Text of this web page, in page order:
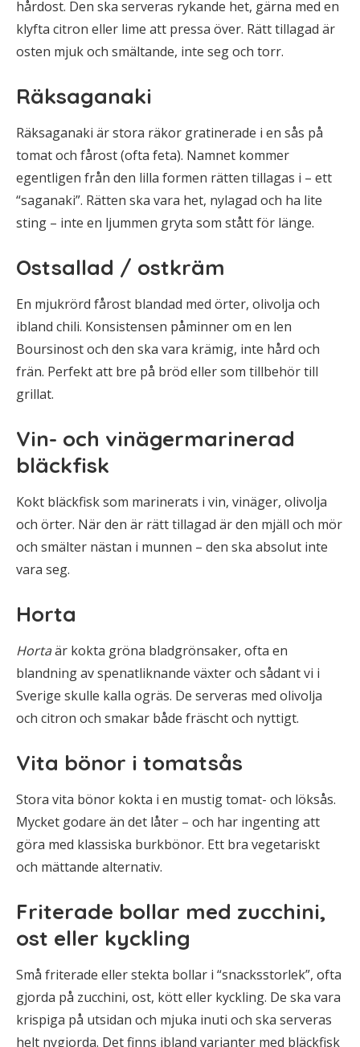
hårdost. Den ska serveras rykande het, gärna med en
klyfta citron eller lime att pressa över. Rätt tillagad är
osten mjuk och smältande, inte seg och torr.
Räksaganaki
Räksaganaki är stora räkor gratinerade i en sås på
tomat och fårost (ofta feta). Namnet kommer
egentligen från den lilla formen rätten tillagas i – ett
“saganaki”. Rätten ska vara het, nylagad och ha lite
sting – inte en ljummen gryta som stått för länge.
Ostsallad / ostkräm
En mjukrörd fårost blandad med örter, olivolja och
ibland chili. Konsistensen påminner om en len
Boursinost och den ska vara krämig, inte hård och
frän. Perfekt att bre på bröd eller som tillbehör till
grillat.
Vin- och vinägermarinerad
bläckfisk
Kokt bläckfisk som marinerats i vin, vinäger, olivolja
och örter. När den är rätt tillagad är den mjäll och mör
och smälter nästan i munnen – den ska absolut inte
vara seg.
Horta
Hortaär kokta gröna bladgrönsaker, ofta en
blandning av spenatliknande växter och sådant vi i
Sverige skulle kalla ogräs. De serveras med olivolja
och citron och smakar både fräscht och nyttigt.
Vita bönor i tomatsås
Stora vita bönor kokta i en mustig tomat- och löksås.
Mycket godare än det låter – och har ingenting att
göra med klassiska burkbönor. Ett bra vegetariskt
och mättande alternativ.
Friterade bollar med zucchini,
ost eller kyckling
Små friterade eller stekta bollar i “snacksstorlek”, ofta
gjorda på zucchini, ost, kött eller kyckling. De ska vara
krispiga på utsidan och mjuka inuti och ska serveras
helt nygjorda. Det finns ibland varianter med bläckfisk